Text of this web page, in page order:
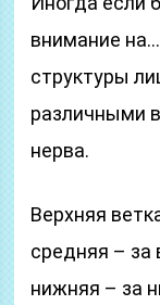
внимание
структуры
различными
нерва.
Верхняя
средняя – за
нижняя – за